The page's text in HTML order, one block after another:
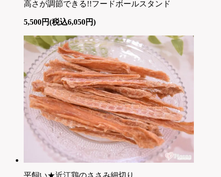
高さが調節できる!!フードボールスタンド
5,500円(税込6,050円)
平飼い★近江鶏のささみ細切り